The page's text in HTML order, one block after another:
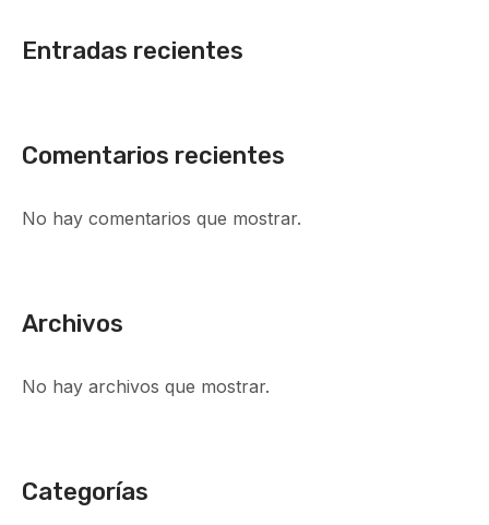
Entradas recientes
Comentarios recientes
No hay comentarios que mostrar.
Archivos
No hay archivos que mostrar.
Categorías